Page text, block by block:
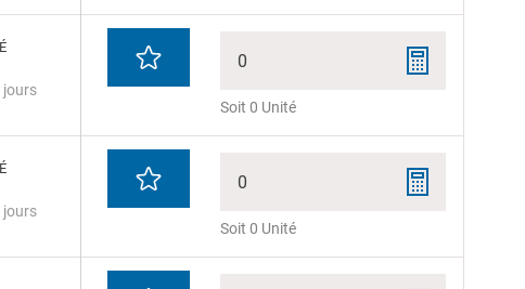
jours
0
Soit 0 Unité
jours
0
Soit 0 Unité